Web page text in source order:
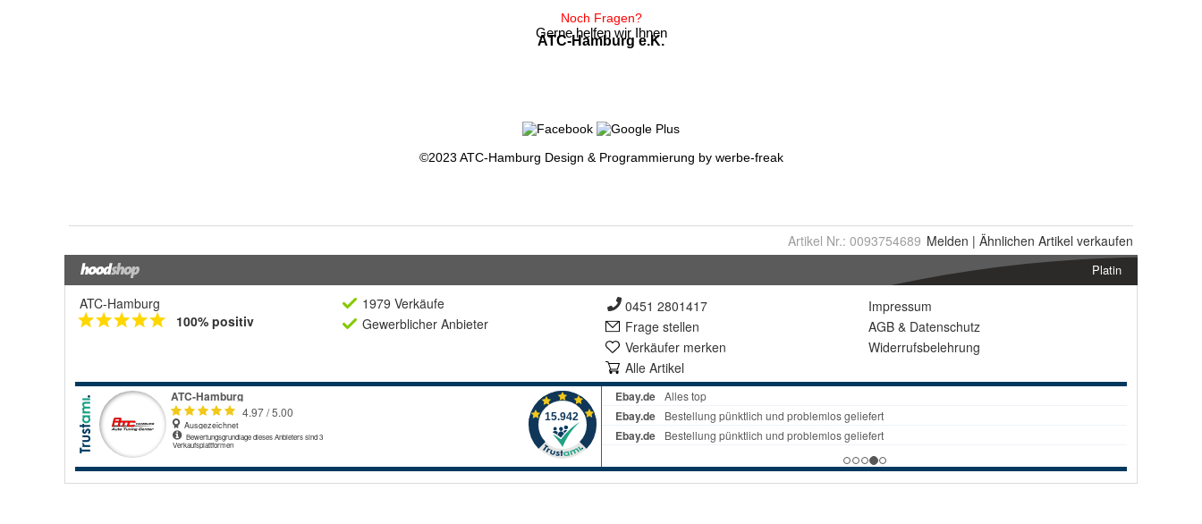
Artikel Nr.: 0093754689 Melden | Ähnlichen Artikel verkaufen
Platin
ATC-Hamburg
100% positiv
1979 Verkäufe
Gewerblicher Anbieter
0451 2801417
Frage stellen
Verkäufer merken
Alle Artikel
Impressum
AGB & Datenschutz
Widerrufsbelehrung